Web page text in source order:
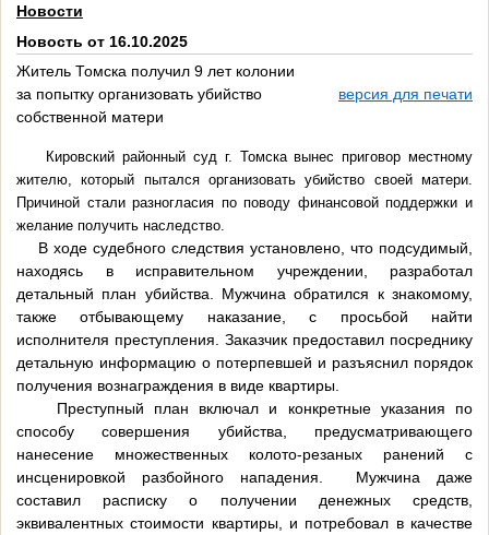
Новости
Новость от 16.10.2025
️Житель Томска получил 9 лет колонии
за попытку организовать убийство
собственной матери
версия для печати
Кировский районный суд г. Томска вынес приговор местному
жителю, который пытался организовать убийство своей матери.
Причиной стали разногласия по поводу финансовой поддержки и
желание получить наследство.
В ходе судебного следствия установлено, что подсудимый,
находясь в исправительном учреждении, разработал
детальный план убийства. Мужчина обратился к знакомому,
также отбывающему наказание, с просьбой найти
исполнителя преступления. Заказчик предоставил посреднику
детальную информацию о потерпевшей и разъяснил порядок
получения вознаграждения в виде квартиры.
Преступный план включал и конкретные указания по
способу совершения убийства, предусматривающего
нанесение множественных колото-резаных ранений с
инсценировкой разбойного нападения. Мужчина даже
составил расписку о получении денежных средств,
эквивалентных стоимости квартиры, и потребовал в качестве